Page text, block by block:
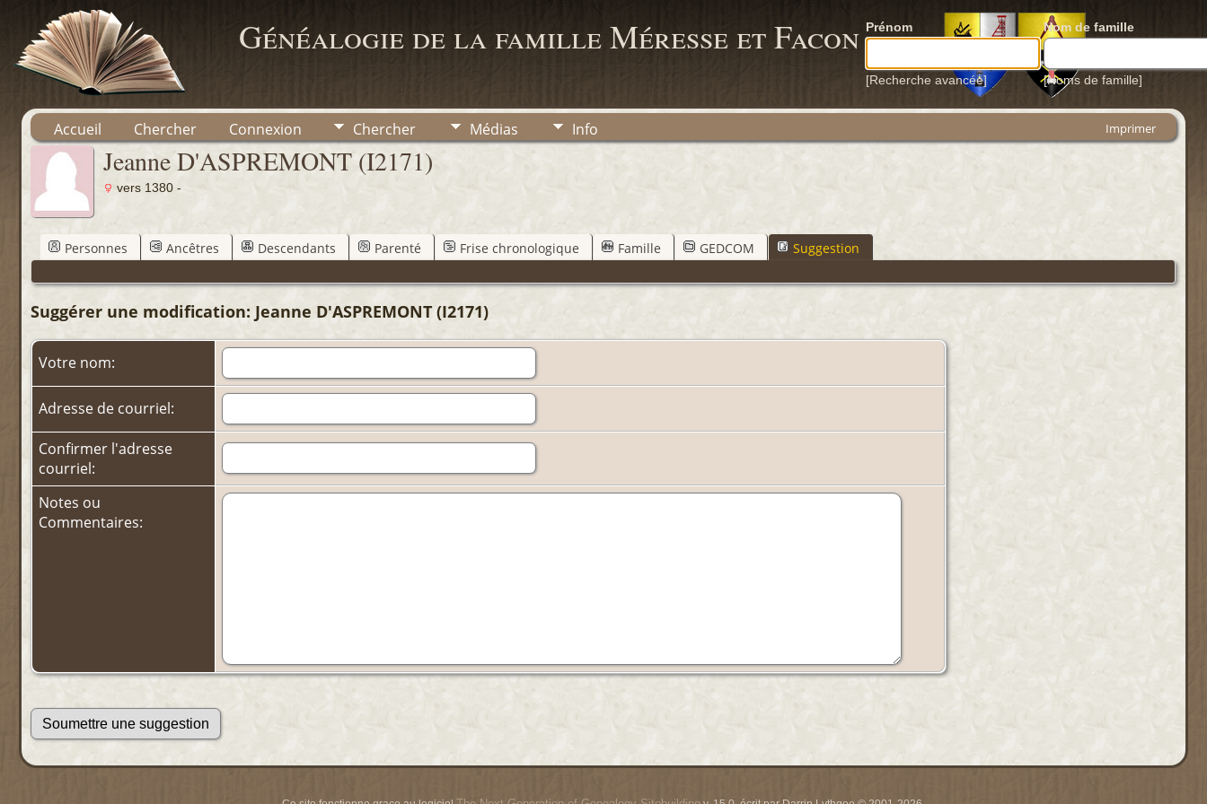
Généalogie de la famille Méresse et Facon Prénom Nom de famille
[Recherche avancée] [Noms de famille]
Accueil Chercher Connexion Chercher Médias Info Imprimer
Jeanne D'ASPREMONT (I2171)
vers 1380 -
Personnes Ancêtres Descendants Parenté Frise chronologique Famille GEDCOM Suggestion
Suggérer une modification: Jeanne D'ASPREMONT (I2171)
Votre nom:
Adresse de courriel:
Confirmer l'adresse
courriel:
Notes ou
Commentaires: